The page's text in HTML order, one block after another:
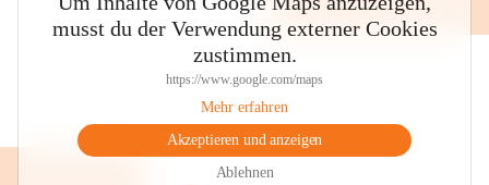
musst du der Verwendung externer Cookies
zustimmen.
https://www.google.com/maps
Mehr erfahren
Akzeptieren und anzeigen
Ablehnen